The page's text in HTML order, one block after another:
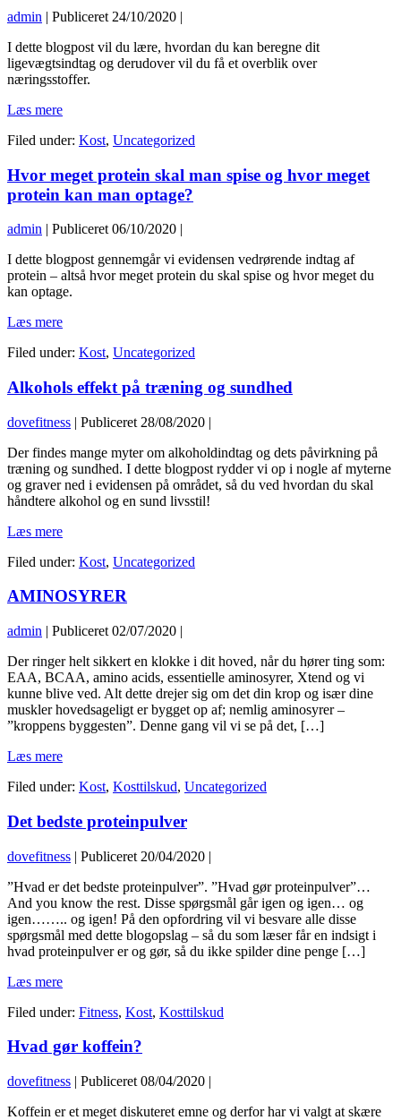
admin | Publiceret 24/10/2020 |
Lær
at
beregne
ligevægtsindtag
få
overblik
over
makro-
og
mikronæringsstoffer.
Tab
dig
eller
på
spis
du
kan
lide!
I dette blogpost vil du lære, hvordan du kan beregne dit
ligevægtsindtag og derudover vil du få et overblik over
næringsstoffer.
Læs mereLær
beregne
ligevægtsindtag
og
få
et
overblik
over
makro-
og
mikronæringsstoffer.
Tab
eller
på
og
spis
det
du
godt
kan
lide!
Filed under: Kost, Uncategorized
Hvor meget protein skal man spise og hvor meget
protein kan man optage?
admin | Publiceret 06/10/2020 |
Hvor
meget
protein
man
og
meget
kan
optage?
I dette blogpost gennemgår vi evidensen vedrørende indtag af
protein – altså hvor meget protein du skal spise og hvor meget du
kan optage.
Læs mereHvor
protein
man
og
hvor
meget
protein
kan
man
Filed under: Kost, Uncategorized
Alkohols effekt på træning og sundhed
dovefitness | Publiceret 28/08/2020 |
Alkohols
effekt
på
træning
sundhed
Der findes mange myter om alkoholdindtag og dets påvirkning på
træning og sundhed. I dette blogpost rydder vi op i nogle af myterne
og graver ned i evidensen på området, så du ved hvordan du skal
håndtere alkohol og en sund livsstil!
Læs mereAlkohols
på
og
Filed under: Kost, Uncategorized
AMINOSYRER
admin | Publiceret 02/07/2020 |
AMINOSYRER
Der ringer helt sikkert en klokke i dit hoved, når du hører ting som:
EAA, BCAA, amino acids, essentielle aminosyrer, Xtend og vi
kunne blive ved. Alt dette drejer sig om det din krop og især dine
muskler hovedsageligt er bygget op af; nemlig aminosyrer –
”kroppens byggesten”. Denne gang vil vi se på det, […]
Læs mereAMINOSYRER
Filed under: Kost, Kosttilskud, Uncategorized
Det bedste proteinpulver
dovefitness | Publiceret 20/04/2020 |
Det
bedste
proteinpulver
”Hvad er det bedste proteinpulver”. ”Hvad gør proteinpulver”…
And you know the rest. Disse spørgsmål går igen og igen… og
igen…….. og igen! På den opfordring vil vi besvare alle disse
spørgsmål med dette blogopslag – så du som læser får en indsigt i
hvad proteinpulver er og gør, så du ikke spilder dine penge […]
Læs mereDet
proteinpulver
Filed under: Fitness, Kost, Kosttilskud
Hvad gør koffein?
dovefitness | Publiceret 08/04/2020 |
Hvad
Koffein er et meget diskuteret emne og derfor har vi valgt at skære